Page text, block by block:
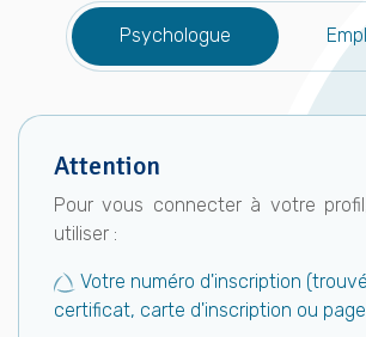
Psychologue
Attention
Pour vous connecter à votre
utiliser :
Votre numéro d'inscription
certificat, carte d'inscription ou